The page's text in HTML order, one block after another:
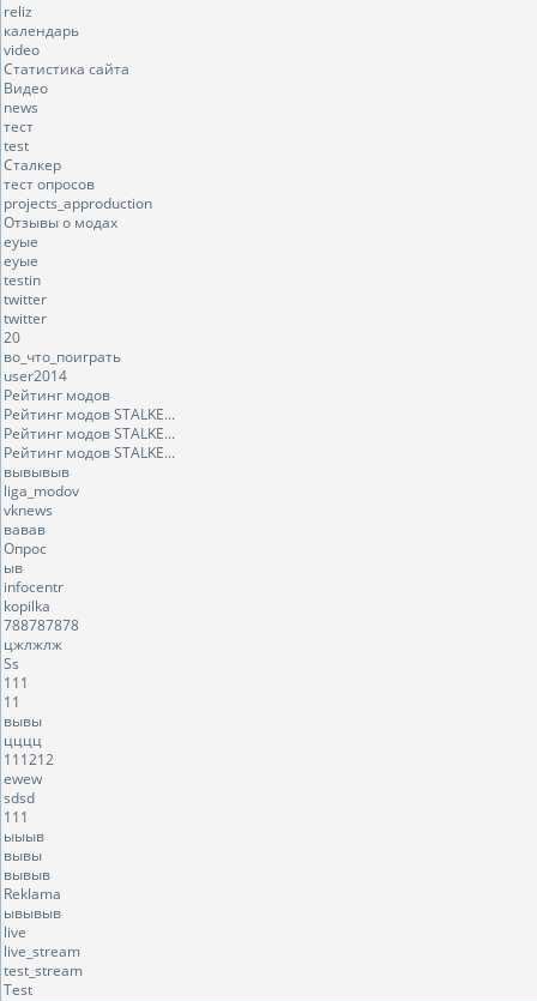
reliz
календарь
video
Статистика сайта
Видео
news
тест
test
Сталкер
тест опросов
projects_approduction
Отзывы о модах
еуые
еуые
testin
twitter
twitter
20
во_что_поиграть
user2014
Рейтинг модов
Рейтинг модов STALKE...
Рейтинг модов STALKE...
Рейтинг модов STALKE...
вывывыв
liga_modov
vknews
вавав
Опрос
ыв
infocentr
kopilka
788787878
цжлжлж
Ss
111
11
вывы
цццц
111212
ewew
sdsd
111
ыыыв
вывы
вывыв
Reklama
ывывыв
live
live_stream
test_stream
Test